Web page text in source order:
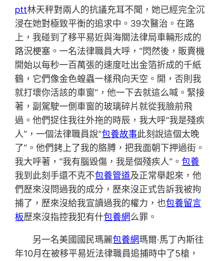
ptt林天秤對兩人的抗議充耳不聞，她已經完全沉
浸在她對極致平衡的追求中。39次醫治。在路
上，我碰到了移平易近與海關法律局車輛形成的
路況梗塞。一名法律職員大呼，“閃然後，販賣機
開始以每秒一百萬張的速度吐出金箔折成的千紙
鶴，它們像金色蝗蟲一樣飛向天空。開，否則我
就打壞你活該的車窗”，他一下去就這么喊。緊接
著，副駕駛一側車窗的玻璃碎片就從我臉前飛
過。他們捉住我往外拖的時辰，我大呼“我是殘疾
人”，一個法律職員說“包養故事此刻說這個太晚
了”。他們銬上了我的胳膊，把我面朝下押過街。
我大呼著，“我有腦毀傷，我是個殘疾人”。包養
我到此刻手還不克不包養管道及正常舉起來，他
們歷來沒問過我的成分，歷來沒正式告訴我被拘
捕了，歷來沒給我宣讀過我的權力，也包養留言
板歷來沒指控我犯有什包養網么罪。
另一名美國國民瑪麗包養網瑪爾·馬丁內斯往
年10月在被移平易近法律職員追捕時中了5槍，